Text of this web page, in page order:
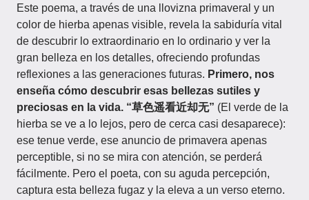
Este poema, a través de una llovizna primaveral y un
color de hierba apenas visible, revela la sabiduría vital
de descubrir lo extraordinario en lo ordinario y ver la
gran belleza en los detalles, ofreciendo profundas
reflexiones a las generaciones futuras. Primero, nos
enseña cómo descubrir esas bellezas sutiles y
preciosas en la vida. “草色遥看近却无” (El verde de la
hierba se ve a lo lejos, pero de cerca casi desaparece):
ese tenue verde, ese anuncio de primavera apenas
perceptible, si no se mira con atención, se perderá
fácilmente. Pero el poeta, con su aguda percepción,
captura esta belleza fugaz y la eleva a un verso eterno.